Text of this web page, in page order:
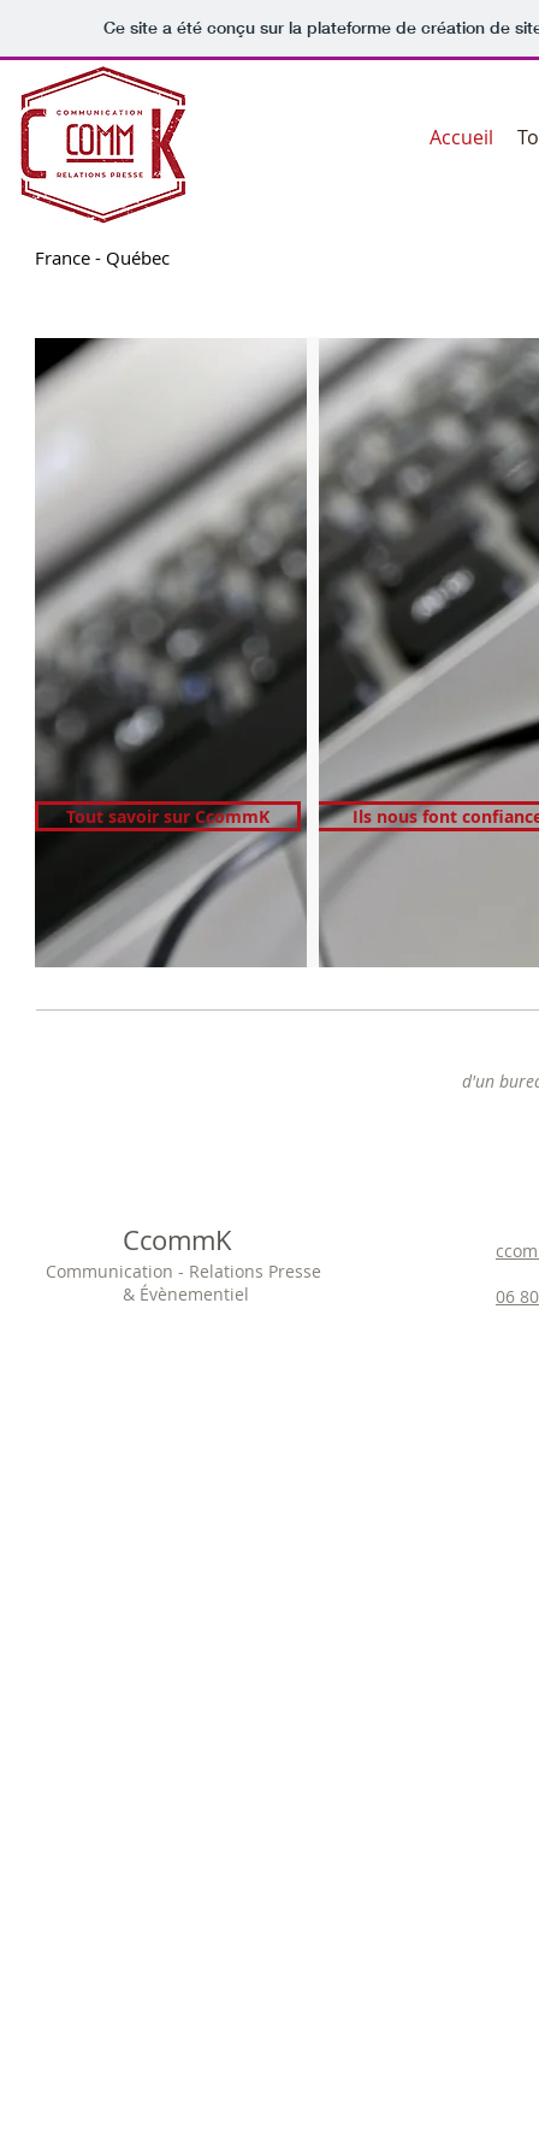
Ce site a été conçu sur la plateforme de création de
Accueil
France - Québec
Ils nous font
Tout savoir sur CcommK
d'un
CcommK
Communication - Relations Presse
& Évènementiel
06